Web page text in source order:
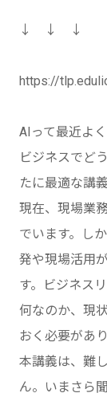
↓ ↓ ↓
https://
AIって最近よ
ビジネスでど
たに最適な講義
現在、現場業
でいます。し
発や現場活用
す。ビジネス
何なのか、現
おく必要があり
本講義は、難
ん。いまさら